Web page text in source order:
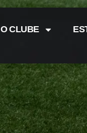
O CLUBE